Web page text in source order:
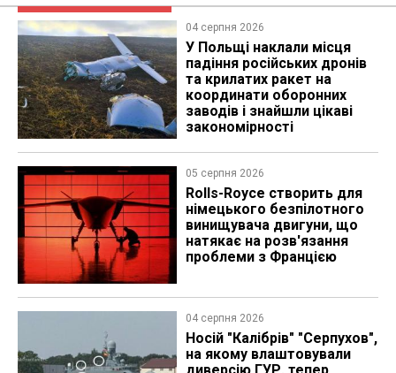
04 серпня 2026
У Польщі наклали місця
падіння російських дронів
та крилатих ракет на
координати оборонних
заводів і знайшли цікаві
закономірності
05 серпня 2026
Rolls-Royce створить для
німецького безпілотного
винищувача двигуни, що
натякає на розв'язання
проблеми з Францією
04 серпня 2026
Носій "Калібрів" "Серпухов",
на якому влаштовували